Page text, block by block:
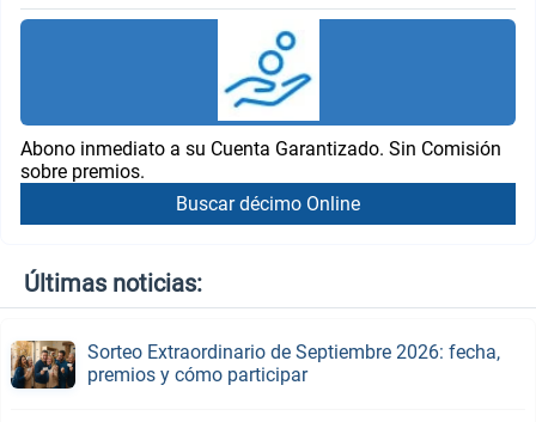
Abono inmediato a su Cuenta Garantizado. Sin Comisión
sobre premios.
Buscar décimo Online
Últimas noticias:
Sorteo Extraordinario de Septiembre 2026: fecha,
premios y cómo participar